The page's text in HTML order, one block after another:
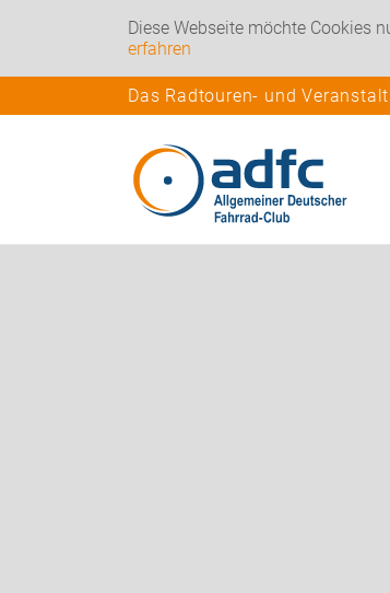
Diese Webseite möchte Cookies
erfahren
Das Radtouren- und